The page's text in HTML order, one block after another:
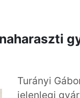
Turányi
jelenlegi